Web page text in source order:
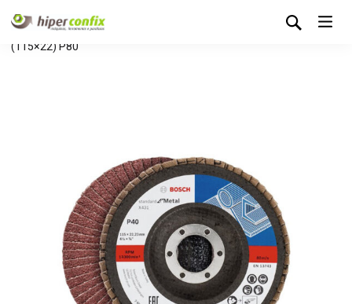
Início Loja Hipertintas
Disco Lamelado
(115×22) P80